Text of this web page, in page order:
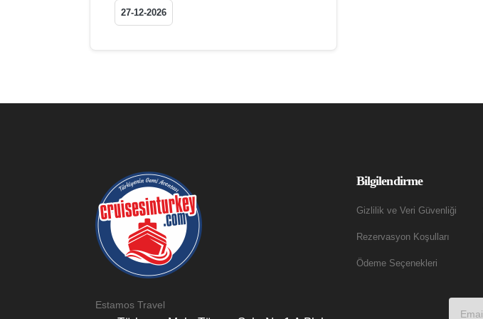
27-12-2026
Estamos Travel
Bilgilendirme
Gizlilik ve Veri Güvenliği
Rezervasyon Koşulları
Ödeme Seçenekleri